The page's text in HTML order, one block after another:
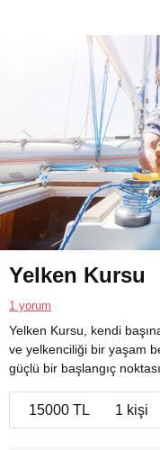
Yelken Kursu
1 yorum
Yelken Kursu, kendi
ve yelkenciliği bir yaşam
güçlü bir başlangıç
15000 TL 1 kişi